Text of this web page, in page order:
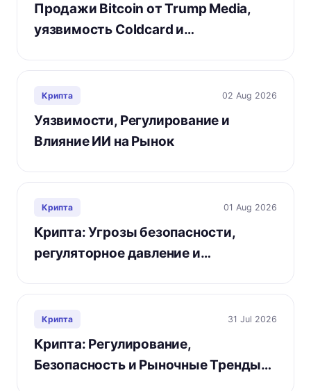
Продажи Bitcoin от Trump Media,
уязвимость Coldcard и…
Крипта 02 Aug 2026
Уязвимости, Регулирование и
Влияние ИИ на Рынок
Крипта 01 Aug 2026
Крипта: Угрозы безопасности,
регуляторное давление и…
Крипта 31 Jul 2026
Крипта: Регулирование,
Безопасность и Рыночные Тренды…